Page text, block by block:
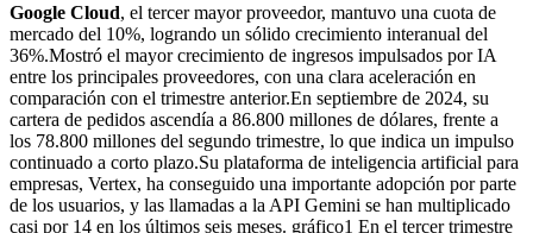
Google Cloud, el tercer mayor proveedor, mantuvo una cuota de
mercado del 10%, logrando un sólido crecimiento interanual del
36%.Mostró el mayor crecimiento de ingresos impulsados por IA
entre los principales proveedores, con una clara aceleración en
comparación con el trimestre anterior.En septiembre de 2024, su
cartera de pedidos ascendía a 86.800 millones de dólares, frente a
los 78.800 millones del segundo trimestre, lo que indica un impulso
continuado a corto plazo.Su plataforma de inteligencia artificial para
empresas, Vertex, ha conseguido una importante adopción por parte
de los usuarios, y las llamadas a la API Gemini se han multiplicado
casi por 14 en los últimos seis meses. gráfico1 En el tercer trimestre